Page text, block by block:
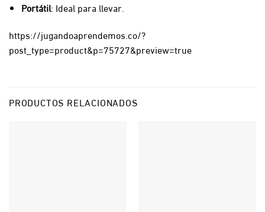
Portátil: Ideal para llevar.
https://jugandoaprendemos.co/?
post_type=product&p=75727&preview=true
PRODUCTOS RELACIONADOS